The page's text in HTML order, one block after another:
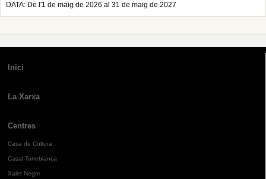
DATA: De l'1 de maig de 2026 al 31 de maig de 2027
Inici
La Xarxa
Centres
Casa de Cultura
Casal Torreblanca
Xalet Negre